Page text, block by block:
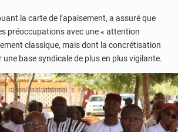
la carte de l’apaisement, a assuré que
préoccupations avec une « attention
classique, mais dont la concrétisation
une base syndicale de plus en plus vigilante.